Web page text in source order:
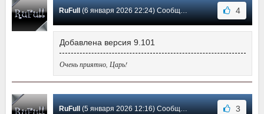
RuFull(6 января 2026 22:24) Сообщение #99 4
Добавлена версия 9.101
Очень приятно, Царь!
RuFull(5 января 2026 12:16) Сообщение #98 3